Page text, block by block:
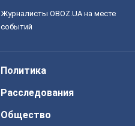
Журналисты OBOZ.UA на месте
событий
Политика
Расследования
Общество